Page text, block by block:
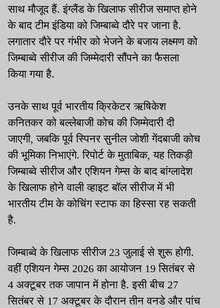
साथ मौजूद हैं. इंग्लैंड के खिलाफ सीरीज समाप्त होने
के बाद टीम इंडिया को जिम्बाब्वे दौरे पर जाना है.
लगातार दौरे पर गंभीर को भेजने के बजाय लक्ष्मण को
जिम्बाब्वे सीरीज की जिम्मेदारी सौंपने का फैसला
किया गया है.
उनके साथ पूर्व भारतीय क्रिकेटर ऋषिकेश
कनितकर को बल्लेबाजी कोच की जिम्मेदारी दी
जाएगी, जबकि पूर्व स्पिनर सुनील जोशी गेंदबाजी कोच
की भूमिका निभाएंगे. रिपोर्ट के मुताबिक, यह तिकड़ी
जिम्बाब्वे सीरीज और एशियन गेम्स के बाद बांग्लादेश
के खिलाफ होने वाली व्हाइट बॉल सीरीज में भी
भारतीय टीम के कोचिंग स्टाफ का हिस्सा रह सकती
है.
जिम्बाब्वे के खिलाफ सीरीज 23 जुलाई से शुरू होगी.
वहीं एशियन गेम्स 2026 का आयोजन 19 सितंबर से
4 अक्टूबर तक जापान में होना है. इसी बीच 27
सितंबर से 17 अक्टूबर के दौरान तीन वनडे और पांच